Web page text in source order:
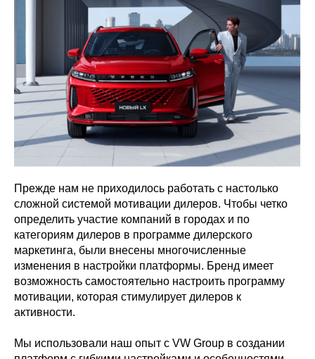
Прежде нам не приходилось работать с настолько
сложной системой мотивации дилеров. Чтобы четко
определить участие компаний в городах и по
категориям дилеров в программе дилерского
маркетинга, были внесены многочисленные
изменения в настройки платформы. Бренд имеет
возможность самостоятельно настроить программу
мотивации, которая стимулирует дилеров к
активности.
Мы использовали наш опыт с VW Group в создании